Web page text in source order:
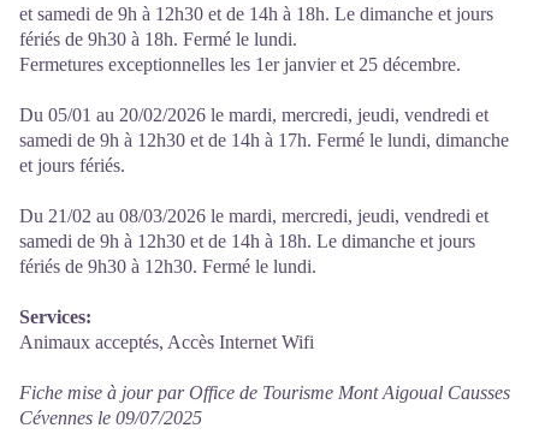
et samedi de 9h à 12h30 et de 14h à 18h. Le dimanche et jours
fériés de 9h30 à 18h. Fermé le lundi.
Fermetures exceptionnelles les 1er janvier et 25 décembre.
Du 05/01 au 20/02/2026 le mardi, mercredi, jeudi, vendredi et
samedi de 9h à 12h30 et de 14h à 17h. Fermé le lundi, dimanche
et jours fériés.
Du 21/02 au 08/03/2026 le mardi, mercredi, jeudi, vendredi et
samedi de 9h à 12h30 et de 14h à 18h. Le dimanche et jours
fériés de 9h30 à 12h30. Fermé le lundi.
Services:
Animaux acceptés, Accès Internet Wifi
Fiche mise à jour par Office de Tourisme Mont Aigoual Causses
Cévennes le 09/07/2025